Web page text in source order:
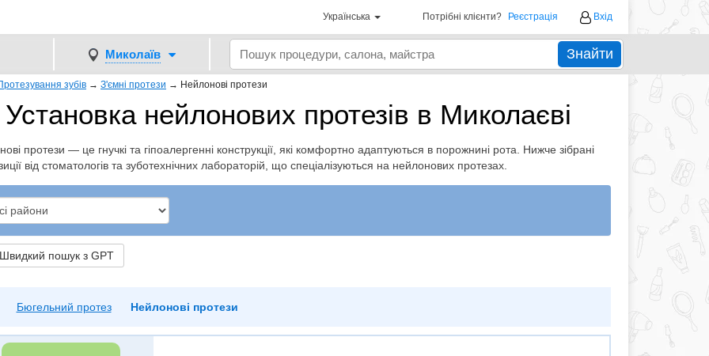
Українська Потрібні клієнти? Реєстрація Вхід
Миколаїв Знайти
зубів → З'ємні протези → Нейлонові протези
Установка нейлонових протезів в Миколаєві
протези — це гнучкі та гіпоалергенні конструкції, які комфортно адаптуються в порожнині рота. Нижче зібрані
від стоматологів та зуботехнічних лабораторій, що спеціалізуються на нейлонових протезах.
пошук з GPT
Бюгельний протез Нейлонові протези